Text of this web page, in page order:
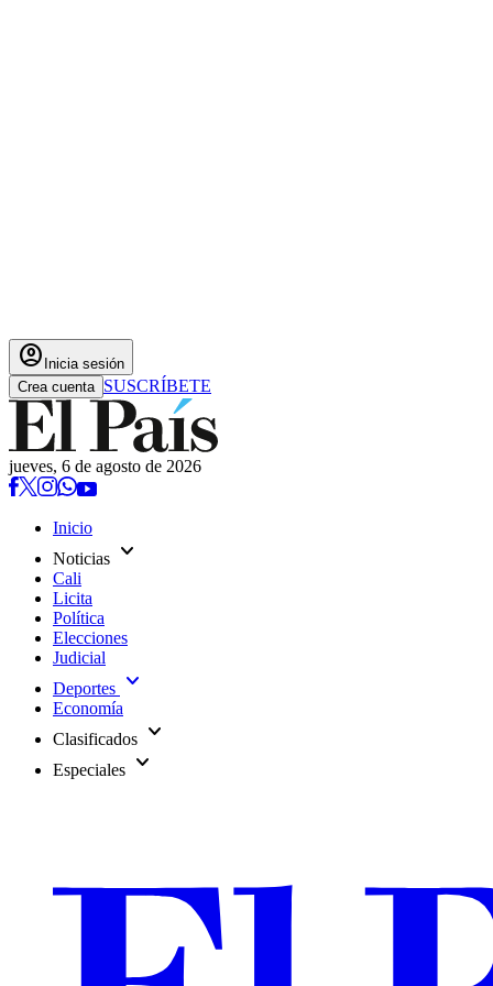
account_circle Inicia sesión
Crea cuenta SUSCRÍBETE
jueves, 6 de agosto de 2026
Inicio
Noticias expand_more
Cali
Licita
Política
Elecciones
Judicial
Deportes expand_more
Economía
Clasificados expand_more
Especiales expand_more